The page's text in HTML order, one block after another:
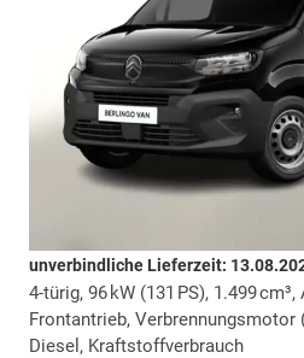
unverbindliche Lieferzeit:
4-türig, 96 kW (131 PS), 1.499
Frontantrieb, Verbrennungsmotor
Diesel, Kraftstoffverbrauch